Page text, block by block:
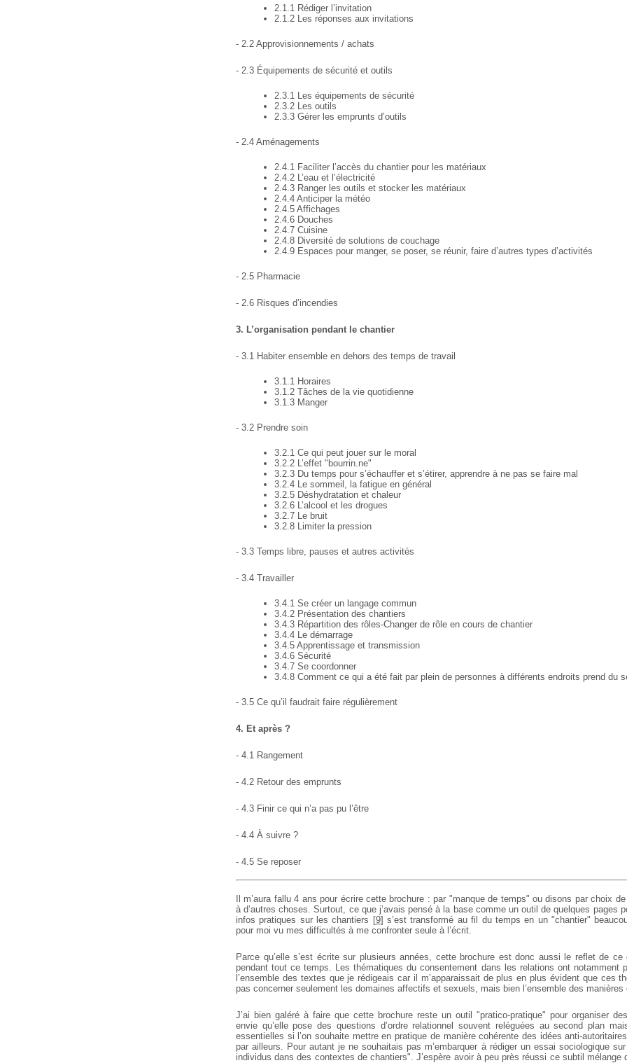
2.1.1 Rédiger l’invitation
2.1.2 Les réponses aux invitations
- 2.2 Approvisionnements / achats
- 2.3 Équipements de sécurité et outils
2.3.1 Les équipements de sécurité
2.3.2 Les outils
2.3.3 Gérer les emprunts d’outils
- 2.4 Aménagements
2.4.1 Faciliter l’accès du chantier pour les matériaux
2.4.2 L’eau et l’électricité
2.4.3 Ranger les outils et stocker les matériaux
2.4.4 Anticiper la météo
2.4.5 Affichages
2.4.6 Douches
2.4.7 Cuisine
2.4.8 Diversité de solutions de couchage
2.4.9 Espaces pour manger, se poser, se réunir, faire d’autres types d’activités
- 2.5 Pharmacie
- 2.6 Risques d’incendies
3. L’organisation pendant le chantier
- 3.1 Habiter ensemble en dehors des temps de travail
3.1.1 Horaires
3.1.2 Tâches de la vie quotidienne
3.1.3 Manger
- 3.2 Prendre soin
3.2.1 Ce qui peut jouer sur le moral
3.2.2 L’effet "bourrin.ne"
3.2.3 Du temps pour s’échauffer et s’étirer, apprendre à ne pas se faire mal
3.2.4 Le sommeil, la fatigue en général
3.2.5 Déshydratation et chaleur
3.2.6 L’alcool et les drogues
3.2.7 Le bruit
3.2.8 Limiter la pression
- 3.3 Temps libre, pauses et autres activités
- 3.4 Travailler
3.4.1 Se créer un langage commun
3.4.2 Présentation des chantiers
3.4.3 Répartition des rôles-Changer de rôle en cours de chantier
3.4.4 Le démarrage
3.4.5 Apprentissage et transmission
3.4.6 Sécurité
3.4.7 Se coordonner
3.4.8 Comment ce qui a été fait par plein de personnes à différents endroits prend du
- 3.5 Ce qu’il faudrait faire régulièrement
4. Et après ?
- 4.1 Rangement
- 4.2 Retour des emprunts
- 4.3 Finir ce qui n’a pas pu l’être
- 4.4 À suivre ?
- 4.5 Se reposer
Il m’aura fallu 4 ans pour écrire cette brochure : par "manque de temps" ou disons par choix
à d’autres choses. Surtout, ce que j’avais pensé à la base comme un outil de quelques pages
infos pratiques sur les chantiers [9] s’est transformé au fil du temps en un "chantier"
pour moi vu mes difficultés à me confronter seule à l’écrit.
Parce qu’elle s’est écrite sur plusieurs années, cette brochure est donc aussi le reflet de ce
pendant tout ce temps. Les thématiques du consentement dans les relations ont notamment
l’ensemble des textes que je rédigeais car il m’apparaissait de plus en plus évident que ces
pas concerner seulement les domaines affectifs et sexuels, mais bien l’ensemble des manières
J’ai bien galéré à faire que cette brochure reste un outil "pratico-pratique" pour organiser
envie qu’elle pose des questions d’ordre relationnel souvent reléguées au second plan
essentielles si l’on souhaite mettre en pratique de manière cohérente des idées anti-autoritaires
par ailleurs. Pour autant je ne souhaitais pas m’embarquer à rédiger un essai sociologique
individus dans des contextes de chantiers". J’espère avoir à peu près réussi ce subtil mélange